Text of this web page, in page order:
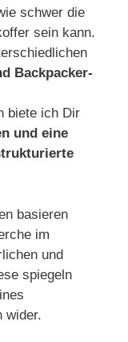
schwer die
sein kann.
Backpacker-
biete ich Dir
und eine
basieren
im
und
spiegeln
wider.